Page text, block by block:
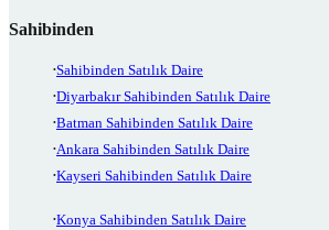
Sahibinden
Sahibinden Satılık Daire
Diyarbakır Sahibinden Satılık Daire
Batman Sahibinden Satılık Daire
Ankara Sahibinden Satılık Daire
Kayseri Sahibinden Satılık Daire
Konya Sahibinden Satılık Daire